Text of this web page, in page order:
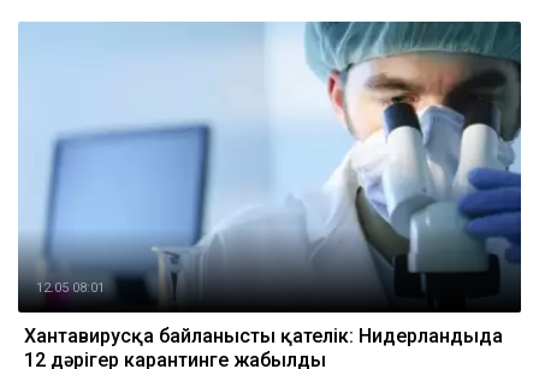
12.05 08:01
Хантавирусқа байланысты қателік: Нидерландыда
12 дәрігер карантинге жабылды